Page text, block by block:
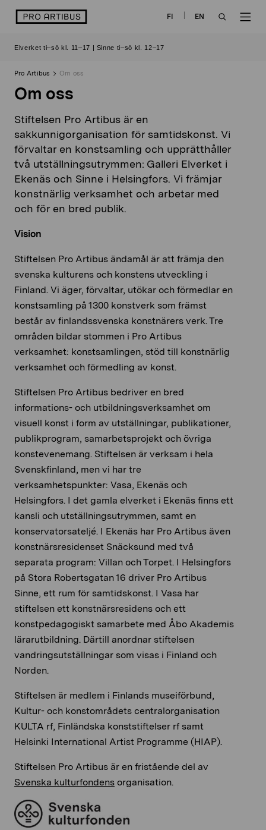
logo FI
EN
Elverket ti–sö kl. 11–17 | Sinne ti–sö kl. 12–17
Pro Artibus Om oss
Om oss
Stiftelsen Pro Artibus är en
sakkunnigorganisation för samtidskonst. Vi
förvaltar en konstsamling och upprätthåller
två utställningsutrymmen: Galleri Elverket i
Ekenäs och Sinne i Helsingfors. Vi främjar
konstnärlig verksamhet och arbetar med
och för en bred publik.
Vision
Stiftelsen Pro Artibus ändamål är att främja den
svenska kulturens och konstens utveckling i
Finland. Vi äger, förvaltar, utökar och förmedlar en
konstsamling på 1300 konstverk som främst
består av finlandssvenska konstnärers verk. Tre
områden bildar stommen i Pro Artibus
verksamhet: konstsamlingen, stöd till konstnärlig
verksamhet och förmedling av konst.
Stiftelsen Pro Artibus bedriver en bred
informations- och utbildningsverksamhet om
visuell konst i form av utställningar, publikationer,
publikprogram, samarbetsprojekt och övriga
konstevenemang. Stiftelsen är verksam i hela
Svenskfinland, men vi har tre
verksamhetspunkter: Vasa, Ekenäs och
Helsingfors. I det gamla elverket i Ekenäs finns ett
kansli och utställningsutrymmen, samt en
konservatorsateljé. I Ekenäs har Pro Artibus även
konstnärsresidenset Snäcksund med två
separata program: Villan och Torpet. I Helsingfors
på Stora Robertsgatan 16 driver Pro Artibus
Sinne, ett rum för samtidskonst. I Vasa har
stiftelsen ett konstnärsresidens och ett
konstpedagogiskt samarbete med Åbo Akademis
lärarutbildning. Därtill anordnar stiftelsen
vandringsutställningar som visas i Finland och
Norden.
Stiftelsen är medlem i Finlands museiförbund,
Kultur- och konstområdets centralorganisation
KULTA rf, Finländska konststiftelser rf samt
Helsinki International Artist Programme (HIAP).
Stiftelsen Pro Artibus är en fristående del av
Svenska kulturfondens organisation.